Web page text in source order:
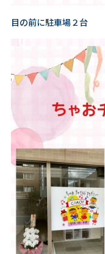
目の前に駐車場２台